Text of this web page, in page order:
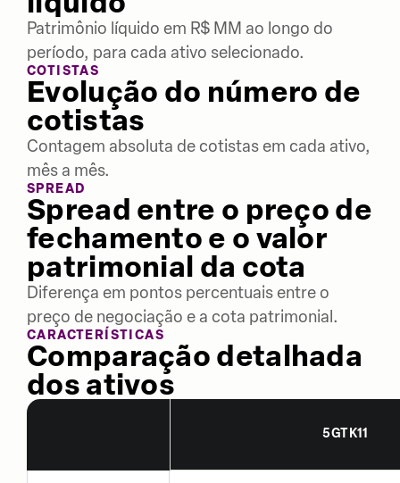
Patrimônio líquido em R$ MM ao longo do
período, para cada ativo selecionado.
COTISTAS
Evolução do número de
cotistas
Contagem absoluta de cotistas em cada ativo,
mês a mês.
SPREAD
Spread entre o preço de
fechamento e o valor
patrimonial da cota
Diferença em pontos percentuais entre o
preço de negociação e a cota patrimonial.
CARACTERÍSTICAS
Comparação detalhada
dos ativos
5GTK11